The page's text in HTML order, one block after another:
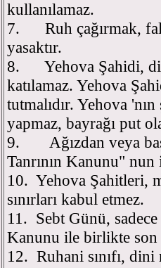
kullanılamaz.
7. Ruh çağırmak, fal
yasaktır.
8. Yehova Şahidi,
katılamaz. Yehova
tutmalıdır. Yehova
yapmaz, bayrağı put
9. Ağızdan veya
Tanrının Kanunu"
10. Yehova Şahitleri,
sınırları kabul etmez.
11. Sebt Günü,
Kanunu ile birlikte
12. Ruhani sınıfı,